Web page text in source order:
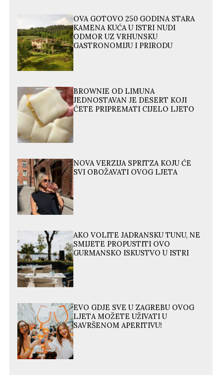
OVA GOTOVO 250 GODINA STARA
KAMENA KUĆA U ISTRI NUDI
ODMOR UZ VRHUNSKU
GASTRONOMIJU I PRIRODU
BROWNIE OD LIMUNA
JEDNOSTAVAN JE DESERT KOJI
ĆETE PRIPREMATI CIJELO LJETO
NOVA VERZIJA SPRITZA KOJU ĆE
SVI OBOŽAVATI OVOG LJETA
AKO VOLITE JADRANSKU TUNU, NE
SMIJETE PROPUSTITI OVO
GURMANSKO ISKUSTVO U ISTRI
EVO GDJE SVE U ZAGREBU OVOG
LJETA MOŽETE UŽIVATI U
SAVRŠENOM APERITIVU!